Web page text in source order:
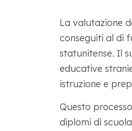
La valutazione
conseguiti al di
statunitense. Il
educative
istruzione e
Questo
diplomi di